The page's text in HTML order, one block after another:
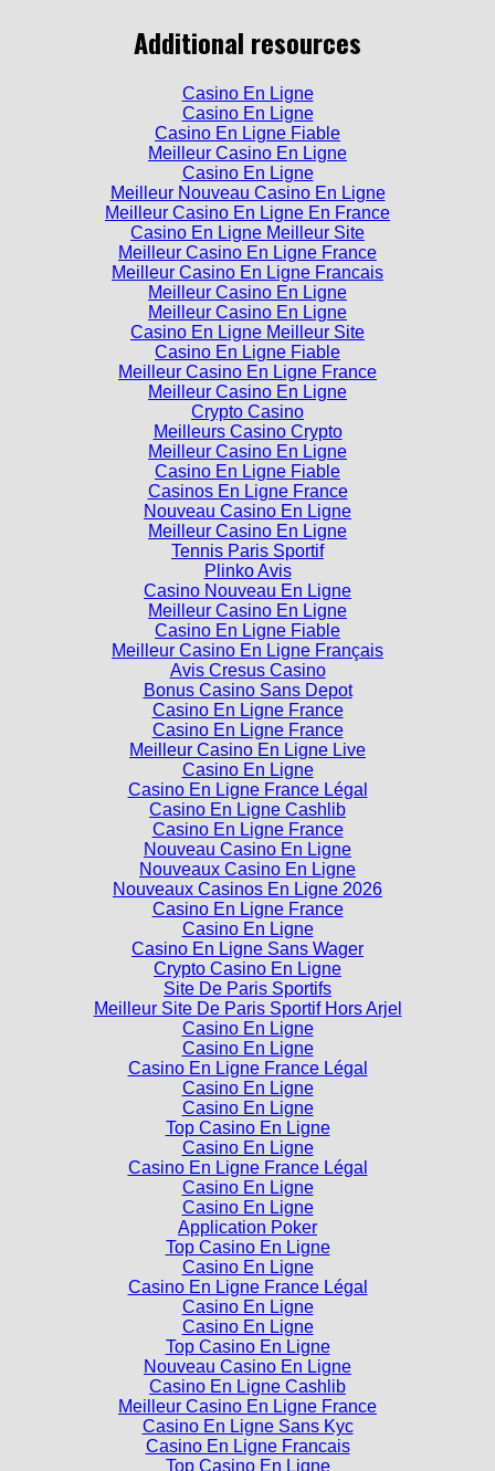
Additional resources
Casino En Ligne
Casino En Ligne
Casino En Ligne Fiable
Meilleur Casino En Ligne
Casino En Ligne
Meilleur Nouveau Casino En Ligne
Meilleur Casino En Ligne En France
Casino En Ligne Meilleur Site
Meilleur Casino En Ligne France
Meilleur Casino En Ligne Francais
Meilleur Casino En Ligne
Meilleur Casino En Ligne
Casino En Ligne Meilleur Site
Casino En Ligne Fiable
Meilleur Casino En Ligne France
Meilleur Casino En Ligne
Crypto Casino
Meilleurs Casino Crypto
Meilleur Casino En Ligne
Casino En Ligne Fiable
Casinos En Ligne France
Nouveau Casino En Ligne
Meilleur Casino En Ligne
Tennis Paris Sportif
Plinko Avis
Casino Nouveau En Ligne
Meilleur Casino En Ligne
Casino En Ligne Fiable
Meilleur Casino En Ligne Français
Avis Cresus Casino
Bonus Casino Sans Depot
Casino En Ligne France
Casino En Ligne France
Meilleur Casino En Ligne Live
Casino En Ligne
Casino En Ligne France Légal
Casino En Ligne Cashlib
Casino En Ligne France
Nouveau Casino En Ligne
Nouveaux Casino En Ligne
Nouveaux Casinos En Ligne 2026
Casino En Ligne France
Casino En Ligne
Casino En Ligne Sans Wager
Crypto Casino En Ligne
Site De Paris Sportifs
Meilleur Site De Paris Sportif Hors Arjel
Casino En Ligne
Casino En Ligne
Casino En Ligne France Légal
Casino En Ligne
Casino En Ligne
Top Casino En Ligne
Casino En Ligne
Casino En Ligne France Légal
Casino En Ligne
Casino En Ligne
Application Poker
Top Casino En Ligne
Casino En Ligne
Casino En Ligne France Légal
Casino En Ligne
Casino En Ligne
Top Casino En Ligne
Nouveau Casino En Ligne
Casino En Ligne Cashlib
Meilleur Casino En Ligne France
Casino En Ligne Sans Kyc
Casino En Ligne Francais
Top Casino En Ligne